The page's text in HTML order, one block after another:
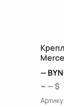
—BYN
~ — $